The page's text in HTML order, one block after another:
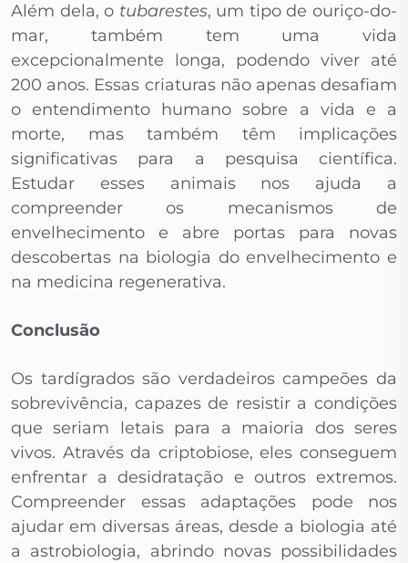
Além dela, o tubarestes, um tipo de ouriço-do-
mar, também tem uma vida
excepcionalmente longa, podendo viver até
200 anos. Essas criaturas não apenas desafiam
o entendimento humano sobre a vida e a
morte, mas também têm implicações
significativas para a pesquisa científica.
Estudar esses animais nos ajuda a
compreender os mecanismos de
envelhecimento e abre portas para novas
descobertas na biologia do envelhecimento e
na medicina regenerativa.
Conclusão
Os tardígrados são verdadeiros campeões da
sobrevivência, capazes de resistir a condições
que seriam letais para a maioria dos seres
vivos. Através da criptobiose, eles conseguem
enfrentar a desidratação e outros extremos.
Compreender essas adaptações pode nos
ajudar em diversas áreas, desde a biologia até
a astrobiologia, abrindo novas possibilidades